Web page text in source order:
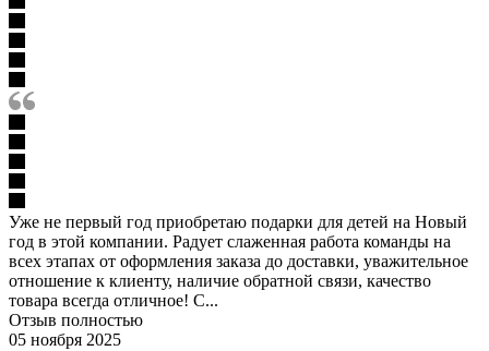
Уже не первый год приобретаю подарки для детей на Новый
год в этой компании. Радует слаженная работа команды на
всех этапах от оформления заказа до доставки, уважительное
отношение к клиенту, наличие обратной связи, качество
товара всегда отличное! С...
Отзыв полностью
05 ноября 2025